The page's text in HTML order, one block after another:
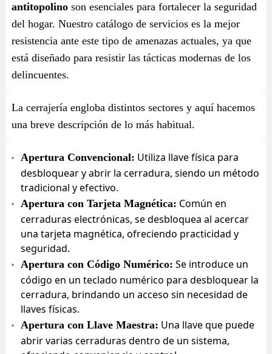
antitopolino son esenciales para fortalecer la seguridad
del hogar. Nuestro catálogo de servicios es la mejor
resistencia ante este tipo de amenazas actuales, ya que
está diseñado para resistir las tácticas modernas de los
delincuentes.
La cerrajería engloba distintos sectores y aquí hacemos
una breve descripción de lo más habitual.
Apertura Convencional: Utiliza llave física para
desbloquear y abrir la cerradura, siendo un método
tradicional y efectivo.
Apertura con Tarjeta Magnética: Común en
cerraduras electrónicas, se desbloquea al acercar
una tarjeta magnética, ofreciendo practicidad y
seguridad.
Apertura con Código Numérico: Se introduce un
código en un teclado numérico para desbloquear la
cerradura, brindando un acceso sin necesidad de
llaves físicas.
Apertura con Llave Maestra: Una llave que puede
abrir varias cerraduras dentro de un sistema,